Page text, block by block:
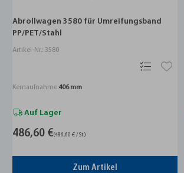
Abrollwagen 3580 für Umreifungsband
PP/PET/Stahl
Artikel-Nr.: 3580
Kernaufnahme:406 mm
Auf Lager
486,60 €(486,60 € / St.)
Zum Artikel